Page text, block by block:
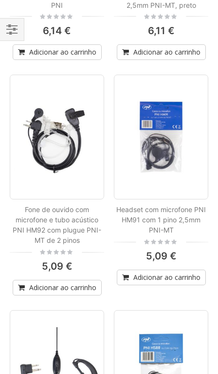
PNI
Rating:
6,14 €
Adicionar ao carrinho
2,5mm PNI-MT, preto
Rating:
6,11 €
Adicionar ao carrinho
Fone de ouvido com
microfone e tubo acústico
PNI HM92 com plugue PNI-
MT de 2 pinos
Rating:
5,09 €
Adicionar ao carrinho
Headset com microfone PNI
HM91 com 1 pino 2,5mm
PNI-MT
Rating:
5,09 €
Adicionar ao carrinho
Filtrar